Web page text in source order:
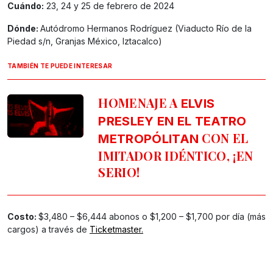
Cuándo: 23, 24 y 25 de febrero de 2024
Dónde: Autódromo Hermanos Rodríguez (Viaducto Río de la
Piedad s/n, Granjas México, Iztacalco)
TAMBIÉN TE PUEDE INTERESAR
HOMENAJE AELVIS
PRESLEY EN EL TEATRO
METROPÓLITAN CON EL
IMITADOR IDÉNTICO, ¡EN
SERIO!
Costo: $3,480 – $6,444 abonos o $1,200 – $1,700 por día (más
cargos) a través de Ticketmaster.